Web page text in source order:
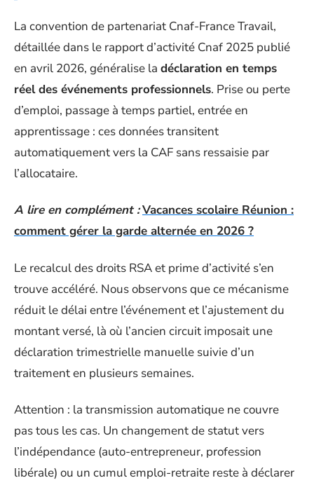
La convention de partenariat Cnaf-France Travail,
détaillée dans le rapport d’activité Cnaf 2025 publié
en avril 2026, généralise la déclaration en temps
réel des événements professionnels. Prise ou perte
d’emploi, passage à temps partiel, entrée en
apprentissage : ces données transitent
automatiquement vers la CAF sans ressaisie par
l’allocataire.
A lire en complément :Vacances scolaire Réunion :
comment gérer la garde alternée en 2026 ?
Le recalcul des droits RSA et prime d’activité s’en
trouve accéléré. Nous observons que ce mécanisme
réduit le délai entre l’événement et l’ajustement du
montant versé, là où l’ancien circuit imposait une
déclaration trimestrielle manuelle suivie d’un
traitement en plusieurs semaines.
Attention : la transmission automatique ne couvre
pas tous les cas. Un changement de statut vers
l’indépendance (auto-entrepreneur, profession
libérale) ou un cumul emploi-retraite reste à déclarer